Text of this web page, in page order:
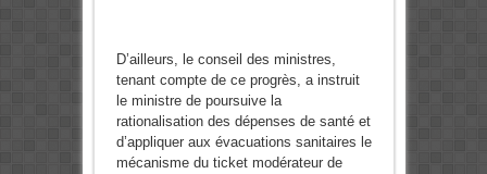
D’ailleurs, le conseil des ministres,
tenant compte de ce progrès, a instruit
le ministre de poursuive la
rationalisation des dépenses de santé et
d’appliquer aux évacuations sanitaires le
mécanisme du ticket modérateur de